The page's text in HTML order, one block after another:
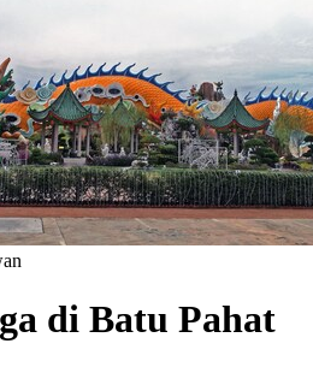
di Batu Pahat